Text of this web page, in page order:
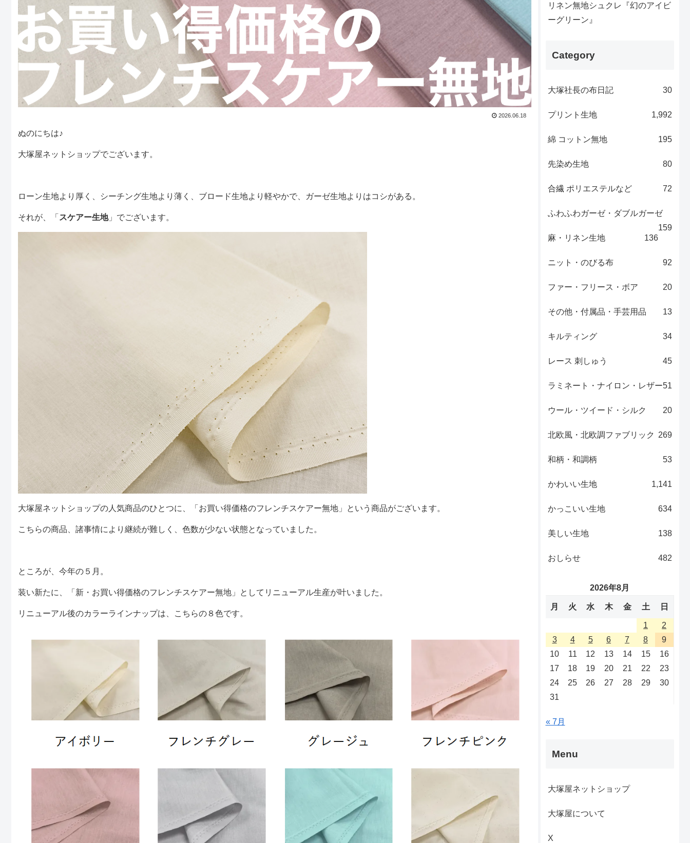
2026.06.18
ぬのにちは♪
大塚屋ネットショップでございます。
ローン生地より厚く、シーチング生地より薄く、ブロード生地より軽やかで、ガーゼ生地よりはコシがある。
それが、「 スケアー生地」でございます。
大塚屋ネットショップの人気商品のひとつに、「お買い得価格のフレンチスケアー無地」という商品がございます。
こちらの商品、諸事情により継続が難しく、色数が少ない状態となっていました。
ところが、今年の５月。
装い新たに、「新・お買い得価格のフレンチスケアー無地」としてリニューアル生産が叶いました。
リニューアル後のカラーラインナップは、こちらの８色です。
リネン無地シュクレ『幻のアイビ
ーグリーン』
Category
大塚社長の布日記 30
プリント生地 1,992
綿 コットン無地 195
先染め生地 80
合繊 ポリエステルなど 72
ふわふわガーゼ・ダブルガーゼ
159
麻・リネン生地
136
ニット・のびる布 92
ファー・フリース・ボア 20
その他・付属品・手芸用品 13
キルティング 34
レース 刺しゅう 45
ラミネート・ナイロン・レザー51
ウール・ツイード・シルク 20
北欧風・北欧調ファブリック 269
和柄・和調柄 53
かわいい生地 1,141
かっこいい生地 634
美しい生地 138
おしらせ 482
2026年8月
月 火 水 木 金 土 日
1
2
3
4 5 6 7 8
9
10
11 12 13 14 15
16
17
18 19 20 21 22
23
24
25 26 27 28 29
30
31
« 7月
Menu
大塚屋ネットショップ
大塚屋について
X